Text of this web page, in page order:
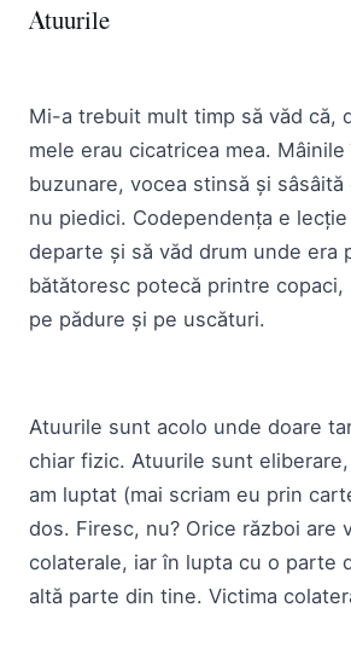
Atuurile
Mi-a trebuit mult timp să văd că,
mele erau cicatricea mea.
buzunare, vocea stinsă și
nu piedici. Codependența e
departe și să văd drum unde era
bătătoresc potecă printre copaci,
pe pădure și pe uscături.
Atuurile sunt acolo unde doare
chiar fizic. Atuurile sunt
am luptat (mai scriam eu prin
dos. Firesc, nu? Orice război are
colaterale, iar în lupta cu o parte
altă parte din tine. Victima